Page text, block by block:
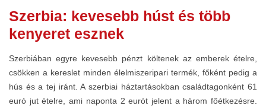
Szerbia: kevesebb húst és több
kenyeret esznek
Szerbiában egyre kevesebb pénzt költenek az emberek ételre,
csökken a kereslet minden élelmiszeripari termék, főként pedig a
hús és a tej iránt. A szerbiai háztartásokban családtagonként 61
euró jut ételre, ami naponta 2 eurót jelent a három főétkezésre.